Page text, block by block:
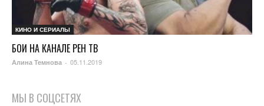
КИНО И СЕРИАЛЫ
БОИ НА КАНАЛЕ РЕН ТВ
Алина Темнова - 05.11.2019
МЫ В СОЦСЕТЯХ